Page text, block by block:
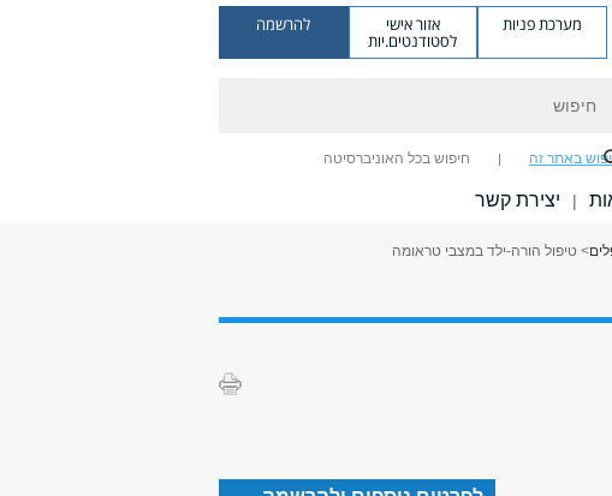
מערכת פניות אזור אישי
לסטודנטים.יות
להרשמה
באתר זה חיפוש בכל האוניברסיטה
| יצירת קשר
> טיפול הורה-ילד במצבי טראומה